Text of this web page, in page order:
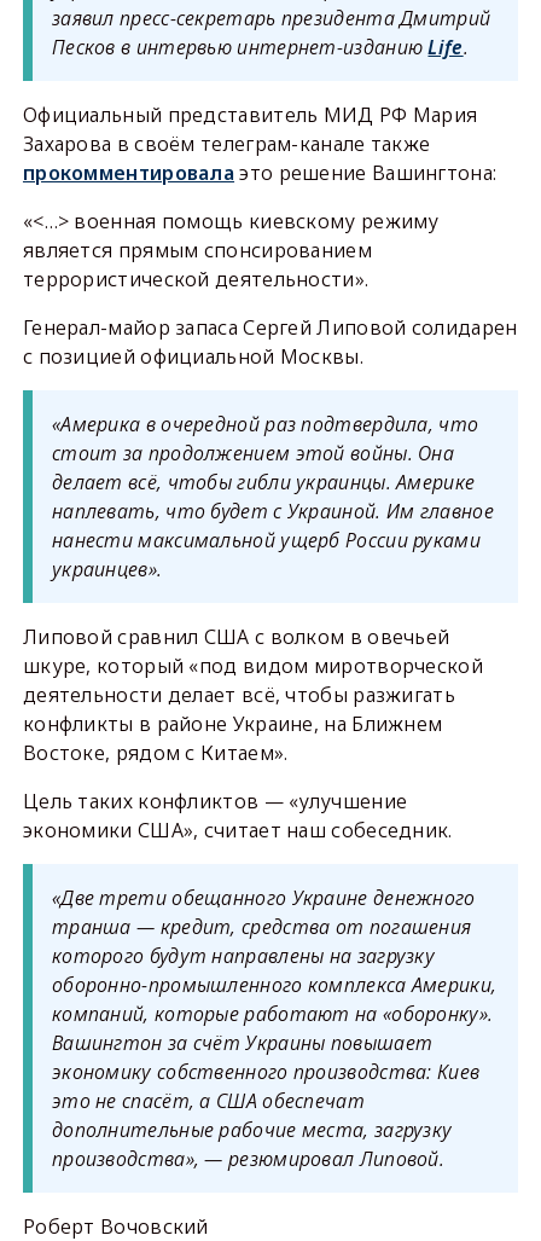
заявил пресс-секретарь президента Дмитрий
Песков в интервью интернет-изданиюLife.
Официальный представитель МИД РФ Мария
Захарова в своём телеграм-канале также
прокомментировала это решение Вашингтона:
«<…> военная помощь киевскому режиму
является прямым спонсированием
террористической деятельности».
Генерал-майор запаса Сергей Липовой солидарен
с позицией официальной Москвы.
«Америка в очередной раз подтвердила, что
стоит за продолжением этой войны. Она
делает всё, чтобы гибли украинцы. Америке
наплевать, что будет с Украиной. Им главное
нанести максимальной ущерб России руками
украинцев».
Липовой сравнил США с волком в овечьей
шкуре, который «под видом миротворческой
деятельности делает всё, чтобы разжигать
конфликты в районе Украине, на Ближнем
Востоке, рядом с Китаем».
Цель таких конфликтов — «улучшение
экономики США», считает наш собеседник.
«Две трети обещанного Украине денежного
транша — кредит, средства от погашения
которого будут направлены на загрузку
оборонно-промышленного комплекса Америки,
компаний, которые работают на «оборонку».
Вашингтон за счёт Украины повышает
экономику собственного производства: Киев
это не спасёт, а США обеспечат
дополнительные рабочие места, загрузку
производства», — резюмировал Липовой.
Роберт Вочовский